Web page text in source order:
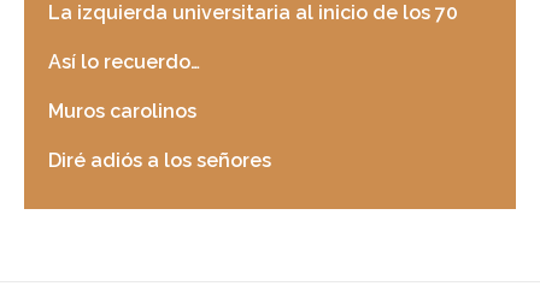
La izquierda universitaria al inicio de los 70
Así lo recuerdo…
Muros carolinos
Diré adiós a los señores